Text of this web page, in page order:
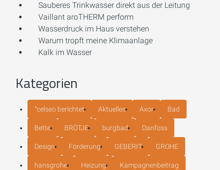
Sauberes Trinkwasser direkt aus der Leitung
Vaillant aroTHERM perform
Wasserdruck im Haus verstehen
Warum tropft meine Klimaanlage
Kalk im Wasser
Kategorien
°celseo berichtet Aktuelles Axor Bad
Bette BRÖTJE burgbad Danfoss
Design Förderung GEBERIT GROHE
hansgrohe Heizung Kampagnenbeitrag